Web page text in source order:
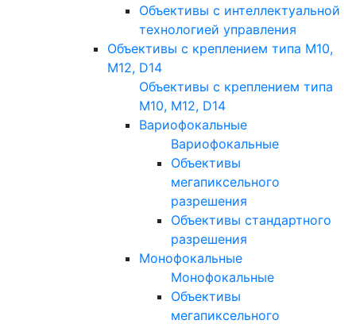
Объективы с интеллектуальной
технологией управления
Объективы с креплением типа M10,
M12, D14
Объективы с креплением типа
M10, M12, D14
Вариофокальные
Вариофокальные
Объективы
мегапиксельного
разрешения
Объективы стандартного
разрешения
Монофокальные
Монофокальные
Объективы
мегапиксельного